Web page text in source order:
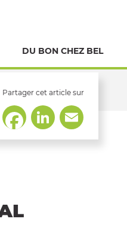
DU BON CHEZ BEL
Partager cet article sur
FacebookLinkedIn